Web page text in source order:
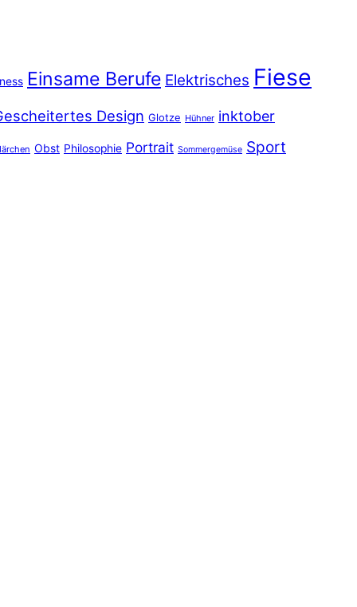
Einsame Berufe Elektrisches Fiese
Design Glotze Hühner inktober
Obst Philosophie Portrait Sommergemüse Sport